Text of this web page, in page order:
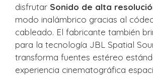
disfrutar Sonido de alta
modo inalámbrico gracias al
cableado. El fabricante también
para la tecnología JBL Spatial
transforma fuentes estéreo
experiencia cinematográfica